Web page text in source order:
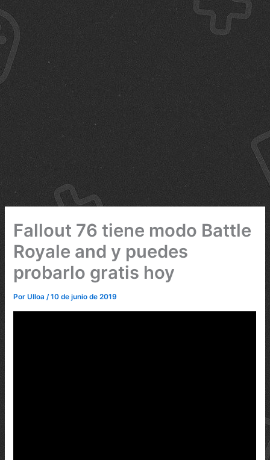
Fallout 76 tiene modo Battle
Royale and y puedes
probarlo gratis hoy
PorUlloa/10 de junio de 2019